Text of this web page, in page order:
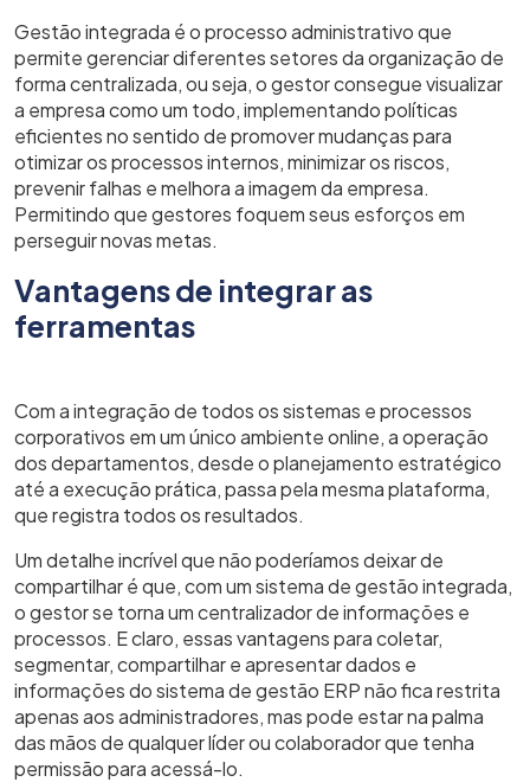
Gestão integrada é o processo administrativo que
permite gerenciar diferentes setores da organização de
forma centralizada, ou seja, o gestor consegue visualizar
a empresa como um todo, implementando políticas
eficientes no sentido de promover mudanças para
otimizar os processos internos, minimizar os riscos,
prevenir falhas e melhora a imagem da empresa.
Permitindo que gestores foquem seus esforços em
perseguir novas metas.
Vantagens de integrar as
ferramentas
Com a integração de todos os sistemas e processos
corporativos em um único ambiente online, a operação
dos departamentos, desde o planejamento estratégico
até a execução prática, passa pela mesma plataforma,
que registra todos os resultados.
Um detalhe incrível que não poderíamos deixar de
compartilhar é que, com um sistema de gestão integrada,
o gestor se torna um centralizador de informações e
processos. E claro, essas vantagens para coletar,
segmentar, compartilhar e apresentar dados e
informações do sistema de gestão ERP não fica restrita
apenas aos administradores, mas pode estar na palma
das mãos de qualquer líder ou colaborador que tenha
permissão para acessá-lo.